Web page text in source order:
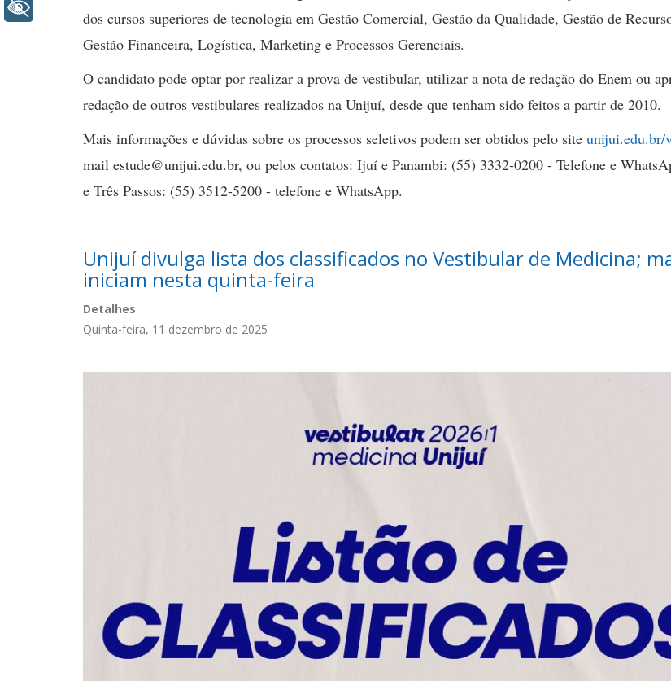
dos cursos superiores de tecnologia em Gestão Comercial, Gestão da Qualidade, Gestão de
Gestão Financeira, Logística, Marketing e Processos Gerenciais.
O candidato pode optar por realizar a prova de vestibular, utilizar a nota de redação do Enem ou
redação de outros vestibulares realizados na Unijuí, desde que tenham sido feitos a partir de 2010.
Mais informações e dúvidas sobre os processos seletivos podem ser obtidos pelo site unijui.edu.br/
mail estude@unijui.edu.br, ou pelos contatos: Ijuí e Panambi: (55) 3332-0200 - Telefone e
e Três Passos: (55) 3512-5200 - telefone e WhatsApp.
Unijuí divulga lista dos classificados no Vestibular de Medicina;
iniciam nesta quinta-feira
Detalhes
Quinta-feira, 11 dezembro de 2025